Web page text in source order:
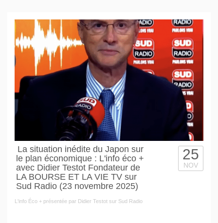
La situation inédite du Japon sur
le plan économique : L'info éco +
avec Didier Testot Fondateur de
LA BOURSE ET LA VIE TV sur
Sud Radio (23 novembre 2025)
L'info Éco + présentée par Didier Testot sur Sud Radio
25
NOV